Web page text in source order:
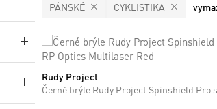
PÁNSKÉ CYKLISTIKA
ONE SIZE
Rudy Project